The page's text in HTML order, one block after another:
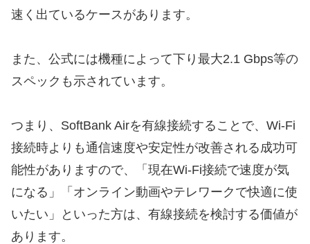
速く出ているケースがあります。
また、公式には機種によって下り最大2.1 Gbps等の
スペックも示されています。
つまり、SoftBank Airを有線接続することで、Wi-Fi
接続時よりも通信速度や安定性が改善される成功可
能性がありますので、「現在Wi-Fi接続で速度が気
になる」「オンライン動画やテレワークで快適に使
いたい」といった方は、有線接続を検討する価値が
あります。